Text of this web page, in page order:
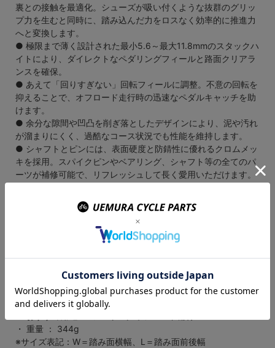
裏との接触を最適化。シューズが吸い付くような抜群のグリッ
プ力を生むと同時に、踏み込んだ力をロスなく効率的に推進力
へと変換します。
● 極限まで薄く設計された最小5.6～最大11.8mmのスタックハ
イトにより、ダイレクトなペダリングフィールと路面クリアラ
ンスを確保。
● あえて「回りすぎない」回転フィールに調整。不意の回転を
抑えることで、オフロード走行時の迅速なペダルキャッチを助
けます。
● 余分な隙間や凹凸を削ぎ落としたデザインにより、泥や汚れ
が溜まりにくく、過酷なコース状況でも性能を維持します。
● シャフトとピンには、表面硬度と防錆性に優れるクロムメッ
キを採用。スパイクピンやベアリング、シャフト等の全てのパ
ーツが補修可能で、リフレッシュして長く愛用いただけます。
・ カラー ： シルバー、ブラック、アストラルブルー
・ ボディ ： アルミ合金
・ サイズ ： W101.8mm × L104mm(有効踏み面W101.8mm ×
・ ベアリング ： シールドベアリング＆ブッシュ
・ トウクリップ装着 ： 不可
・ リフレクター ： 取付不可
・ 重量 ： 344g
※サイズ表記：W＝踏み面横幅、L＝踏み面前後幅